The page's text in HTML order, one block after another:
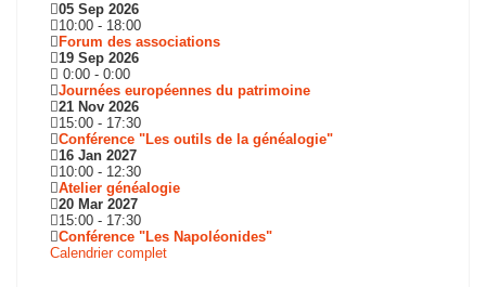
05 Sep 2026
10:00 - 18:00
Forum des associations
19 Sep 2026
0:00 - 0:00
Journées européennes du patrimoine
21 Nov 2026
15:00 - 17:30
Conférence "Les outils de la généalogie"
16 Jan 2027
10:00 - 12:30
Atelier généalogie
20 Mar 2027
15:00 - 17:30
Conférence "Les Napoléonides"
Calendrier complet